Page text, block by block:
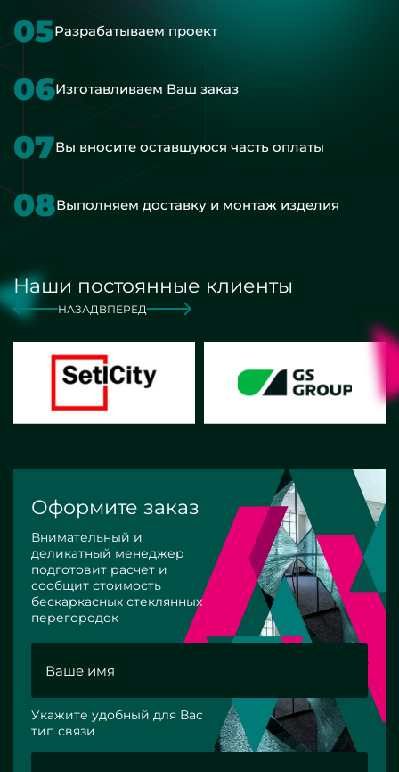
05Разрабатываем проект
06Изготавливаем Ваш заказ
07Вы вносите оставшуюся часть оплаты
08Выполняем доставку и монтаж изделия
Наши постоянные клиенты
НАЗАД ВПЕРЕД
Оформите заказ
Внимательный и
деликатный менеджер
подготовит расчет и
сообщит стоимость
бескаркасных стеклянных
перегородок
Укажите удобный для Вас
тип связи